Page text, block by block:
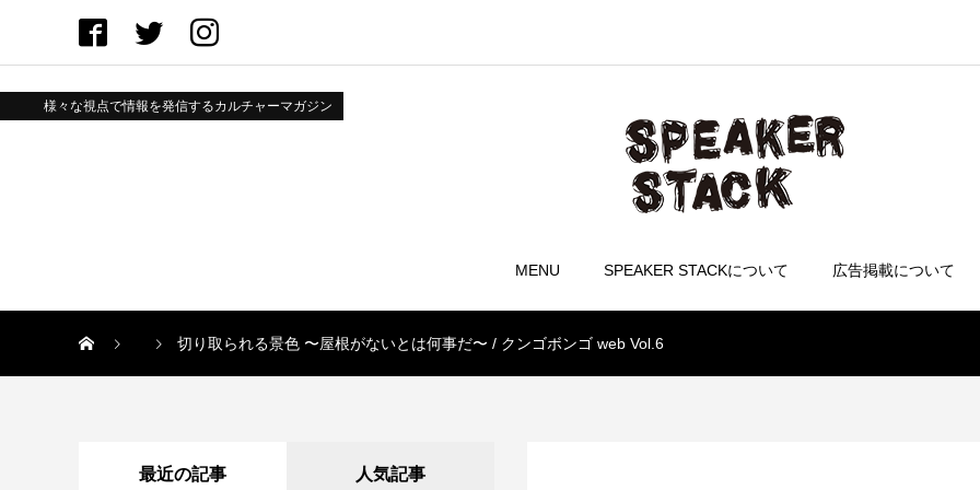
様々な視点で情報を発信するカルチャーマガジン
MENU SPEAKER STACKについて 広告掲載について
切り取られる景色 〜屋根がないとは何事だ〜 / クンゴボンゴ web Vol.6
最近の記事 人気記事